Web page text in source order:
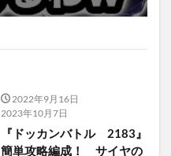
2022年9月16日
2023年10月7日
『ドッカンバトル 2183』
簡単攻略編成！ サイヤの